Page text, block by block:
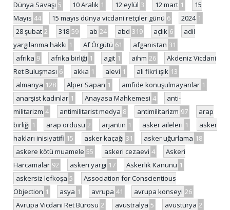
Dünya Savaşı 5 10 Aralık 1 12 eylül 3 12 mart 1
15
Mayıs 44 15 mayıs dünya vicdani retçiler günü 6 2024 1
28 şubat 2 318 59 ab 24 abd 319 açlık 6
adil
yargılanma hakkı 1 Af Örgütü 61 afganistan 31
afrika 9 afrika birliği 1 agit 1 aihm 26
Akdeniz Vicdani
Ret Buluşması 6 akka 1 alevi 1 ali fikri ışık 13
almanya 128 Alper Sapan 1 amfide konuşulmayanlar 1
anarşist kadınlar 1 Anayasa Mahkemesi 4
anti-
militarizm 4 antimilitarist medya 8 antimilitarizm 97
arap
birliği 1 arap ordusu 2 arjantin 1 asker aileleri 1
asker
hakları inisiyatifi 15 asker kaçağı 31 asker uğurlama 18
askere kötü muamele 55 askeri cezaevi 4
Askeri
Harcamalar 92 askeri yargı 17 Askerlik Kanunu 1
askersiz lefkoşa 5
Association for Conscientious
Objection 1 asya 1 avrupa 41 avrupa konseyi 26
Avrupa Vicdani Ret Bürosu 2 avustralya 5 avusturya 2